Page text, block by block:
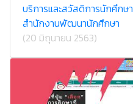
บริการและสวัสดิการนักศึกษา
สำนักงานพัฒนานักศึกษา
(20 มิถุนายน 2563)